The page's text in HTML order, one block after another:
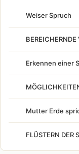
Weiser Spruch
BEREICHERNDE
Erkennen einer
Mutter Erde
FLÜSTERN DER